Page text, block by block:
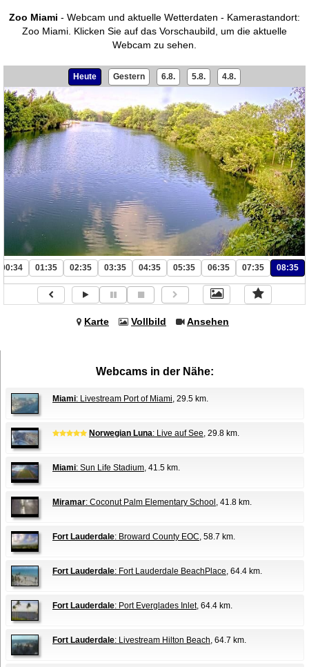
Zoo Miami - Webcam und aktuelle Wetterdaten - Kamerastandort:
Zoo Miami. Klicken Sie auf das Vorschaubild, um die aktuelle
Webcam zu sehen.
Heute Gestern 6.8. 5.8. 4.8.
00:34 01:35 02:35 03:35 04:35 05:35 06:35 07:35 08:35
Karte Vollbild Ansehen
Webcams in der Nähe:
Miami: Livestream Port of Miami, 29.5 km.
Norwegian Luna: Live auf See, 29.8 km.
Miami: Sun Life Stadium, 41.5 km.
Miramar: Coconut Palm Elementary School , 41.8 km.
Fort Lauderdale: Broward County EOC, 58.7 km.
Fort Lauderdale: Fort Lauderdale BeachPlace, 64.4 km.
Fort Lauderdale: Port Everglades Inlet, 64.4 km.
Fort Lauderdale: Livestream Hilton Beach, 64.7 km.